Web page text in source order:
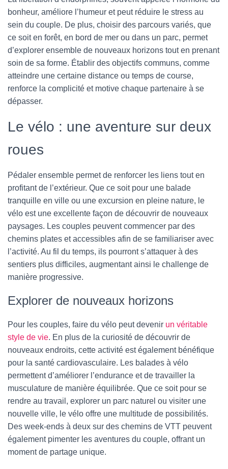
bonheur, améliore l’humeur et peut réduire le stress au
sein du couple. De plus, choisir des parcours variés, que
ce soit en forêt, en bord de mer ou dans un parc, permet
d’explorer ensemble de nouveaux horizons tout en prenant
soin de sa forme. Établir des objectifs communs, comme
atteindre une certaine distance ou temps de course,
renforce la complicité et motive chaque partenaire à se
dépasser.
Le vélo : une aventure sur deux
roues
Pédaler ensemble permet de renforcer les liens tout en
profitant de l’extérieur. Que ce soit pour une balade
tranquille en ville ou une excursion en pleine nature, le
vélo est une excellente façon de découvrir de nouveaux
paysages. Les couples peuvent commencer par des
chemins plates et accessibles afin de se familiariser avec
l’activité. Au fil du temps, ils pourront s’attaquer à des
sentiers plus difficiles, augmentant ainsi le challenge de
manière progressive.
Explorer de nouveaux horizons
Pour les couples, faire du vélo peut devenir un véritable
style de vie. En plus de la curiosité de découvrir de
nouveaux endroits, cette activité est également bénéfique
pour la santé cardiovasculaire. Les balades à vélo
permettent d’améliorer l’endurance et de travailler la
musculature de manière équilibrée. Que ce soit pour se
rendre au travail, explorer un parc naturel ou visiter une
nouvelle ville, le vélo offre une multitude de possibilités.
Des week-ends à deux sur des chemins de VTT peuvent
également pimenter les aventures du couple, offrant un
moment de partage unique.